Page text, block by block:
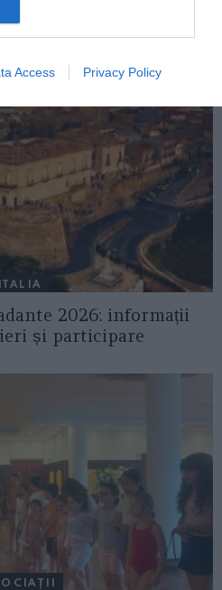
Access Privacy Policy
DORI DE
ITALIA
2026: informații
și participare